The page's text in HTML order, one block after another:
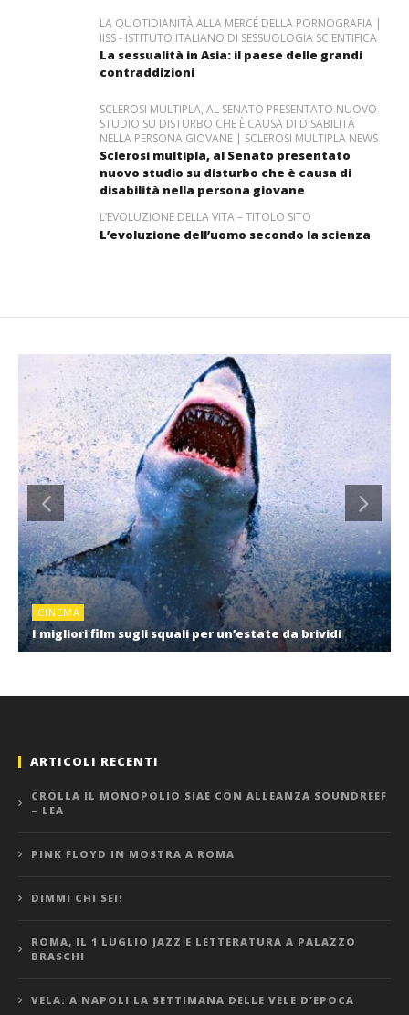
LA QUOTIDIANITÀ ALLA MERCÉ DELLA PORNOGRAFIA |
IISS - ISTITUTO ITALIANO DI SESSUOLOGIA SCIENTIFICA
La sessualità in Asia: il paese delle grandi
contraddizioni
SCLEROSI MULTIPLA, AL SENATO PRESENTATO NUOVO
STUDIO SU DISTURBO CHE È CAUSA DI DISABILITÀ
NELLA PERSONA GIOVANE | SCLEROSI MULTIPLA NEWS
Sclerosi multipla, al Senato presentato
nuovo studio su disturbo che è causa di
disabilità nella persona giovane
L’EVOLUZIONE DELLA VITA – TITOLO SITO
L’evoluzione dell’uomo secondo la scienza
CINEMA
I migliori film sugli squali per un’estate da brividi
ARTICOLI RECENTI
CROLLA IL MONOPOLIO SIAE CON ALLEANZA SOUNDREEF
– LEA
PINK FLOYD IN MOSTRA A ROMA
DIMMI CHI SEI!
ROMA, IL 1 LUGLIO JAZZ E LETTERATURA A PALAZZO
BRASCHI
VELA: A NAPOLI LA SETTIMANA DELLE VELE D’EPOCA